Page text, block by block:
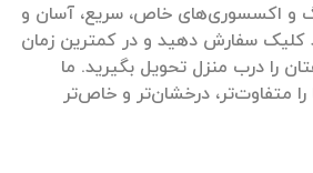
و اکسسوری‌های خاص، سریع، آسان و
سفارش دهید و در کمترین زمان
را درب منزل تحویل بگیرید. ما
را متفاوت‌تر، درخشان‌تر و خاص‌تر